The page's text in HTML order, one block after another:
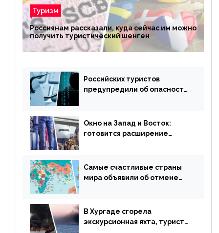
Туризм
Россиянам рассказали, куда сейчас им можно
получить туристический шенген
Российских туристов
предупредили об опасности
Окно на Запад и Восток:
готовится расширение
Самые счастливые страны
мира объявили об отмене
В Хургаде сгорела
экскурсионная яхта, туристы